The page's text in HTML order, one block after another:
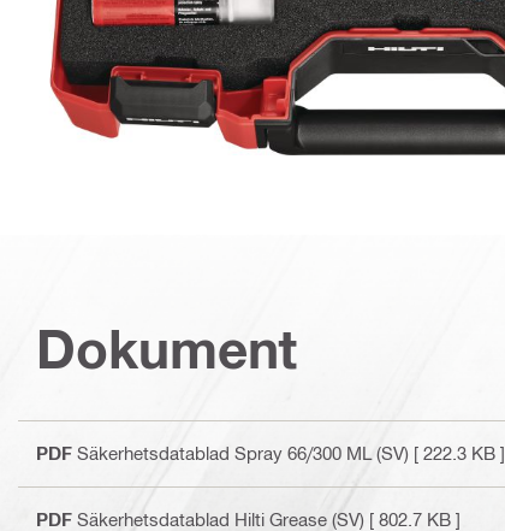
Dokument
PDF Säkerhetsdatablad Spray 66/300 ML (SV) [ 222.3 KB ]
PDF Säkerhetsdatablad Hilti Grease (SV) [ 802.7 KB ]